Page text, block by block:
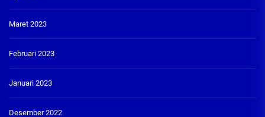
Maret 2023
Februari 2023
Januari 2023
Desember 2022